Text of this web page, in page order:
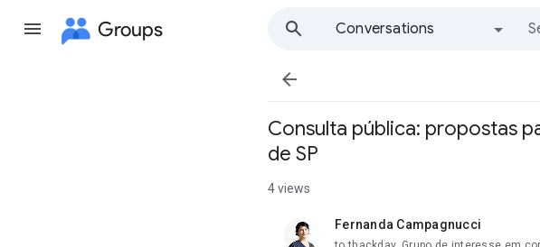
Groups
Conversations

Consulta pública: propostas
de SP
4 views
Fernanda Campagnucci
unread,